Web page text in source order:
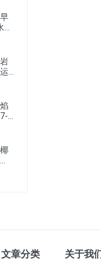
8
文章分类 关于我